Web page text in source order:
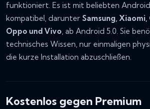
funktioniert. Es ist mit beliebten
kompatibel, darunter Samsung,
Oppo und Vivo, ab Android 5.0. Sie
technisches Wissen, nur einmaligen
die kurze Installation abzuschließen.
Kostenlos gegen Premium